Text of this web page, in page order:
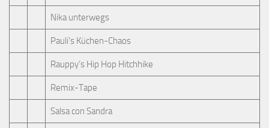
Nika unterwegs
Pauli's Küchen-Chaos
Rauppy’s Hip Hop Hitchhike
Remix-Tape
Salsa con Sandra